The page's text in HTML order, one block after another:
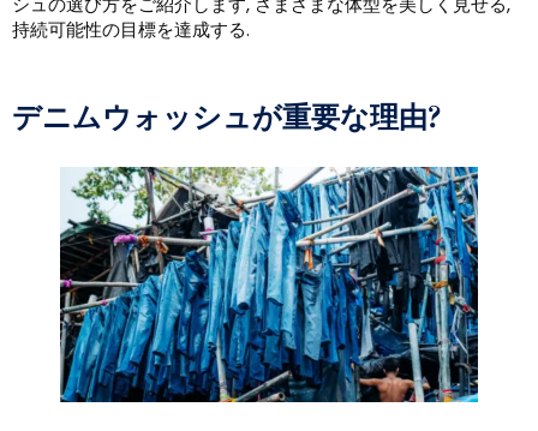
持続可能性の目標を達成する.
デニムウォッシュが重要な理由?